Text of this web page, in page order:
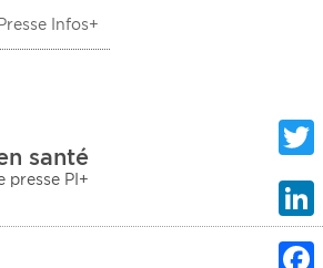
Infos+
santé
presse PI+